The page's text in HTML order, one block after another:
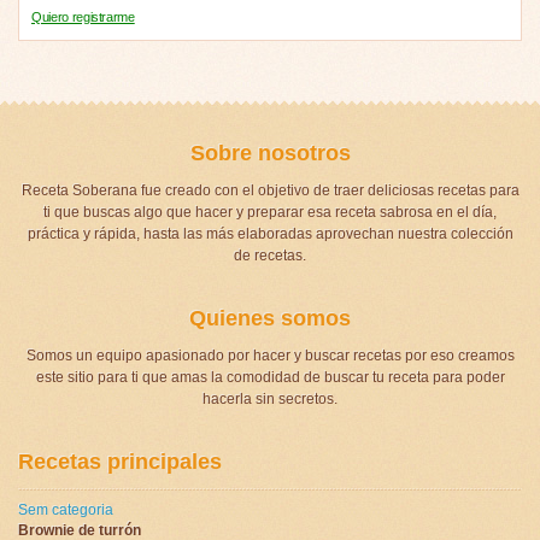
Quiero registrarme
Sobre nosotros
Receta Soberana fue creado con el objetivo de traer deliciosas recetas para
ti que buscas algo que hacer y preparar esa receta sabrosa en el día,
práctica y rápida, hasta las más elaboradas aprovechan nuestra colección
de recetas.
Quienes somos
Somos un equipo apasionado por hacer y buscar recetas por eso creamos
este sitio para ti que amas la comodidad de buscar tu receta para poder
hacerla sin secretos.
Recetas principales
Sem categoria
Brownie de turrón